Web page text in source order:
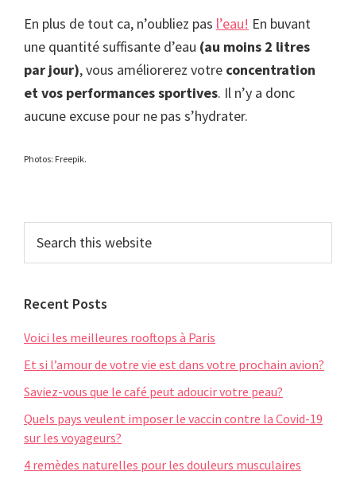
En plus de tout ca, n’oubliez pas l’eau! En buvant
une quantité suffisante d’eau (au moins 2 litres
par jour), vous améliorerez votre concentration
et vos performances sportives. Il n’y a donc
aucune excuse pour ne pas s’hydrater.
Photos: Freepik.
Primary
Sidebar
this
website
Recent Posts
Voici les meilleures rooftops à Paris
Et si l’amour de votre vie est dans votre prochain avion?
Saviez-vous que le café peut adoucir votre peau?
Quels pays veulent imposer le vaccin contre la Covid-19
sur les voyageurs?
4 remèdes naturelles pour les douleurs musculaires